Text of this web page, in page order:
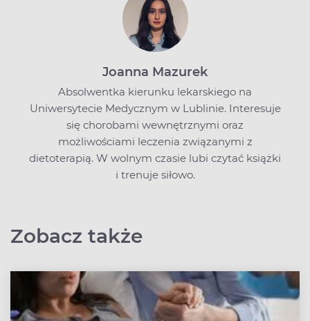
Joanna Mazurek
Absolwentka kierunku lekarskiego na
Uniwersytecie Medycznym w Lublinie. Interesuje
się chorobami wewnętrznymi oraz
możliwościami leczenia związanymi z
dietoterapią. W wolnym czasie lubi czytać książki
i trenuje siłowo.
Zobacz także